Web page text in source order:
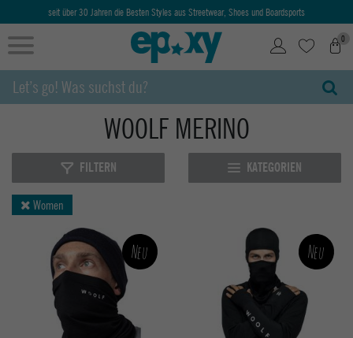
seit über 30 Jahren die Besten Styles aus Streetwear, Shoes und Boardsports
0
WOOLF MERINO
FILTERN KATEGORIEN
Women
Neu Neu